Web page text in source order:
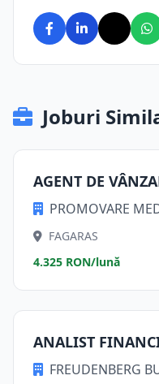
Joburi
AGENT DE
PROMOVARE
FAGARAS
4.325 RON/lună
ANALIST
FREUDENBERG